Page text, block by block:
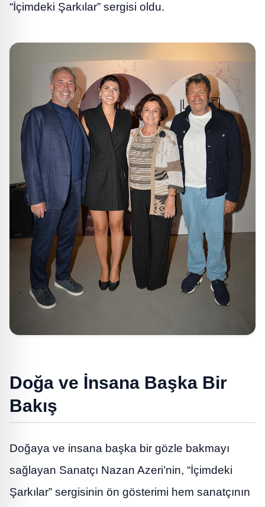
“İçimdeki Şarkılar” sergisi oldu.
Doğa ve İnsana Başka Bir
Bakış
Doğaya ve insana başka bir gözle bakmayı
sağlayan Sanatçı Nazan Azeri’nin, “İçimdeki
Şarkılar” sergisinin ön gösterimi hem sanatçının